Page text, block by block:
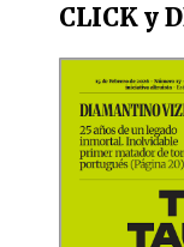
CLICK y